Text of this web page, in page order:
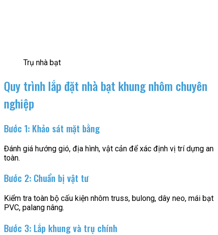
Trụ nhà bạt
Quy trình lắp đặt nhà bạt khung nhôm chuyên
nghiệp
Bước 1: Khảo sát mặt bằng
Đánh giá hướng gió, địa hình, vật cản để xác định vị trí dựng an
toàn.
Bước 2: Chuẩn bị vật tư
Kiểm tra toàn bộ cấu kiện nhôm truss, bulong, dây neo, mái bạt
PVC, palang nâng.
Bước 3: Lắp khung và trụ chính